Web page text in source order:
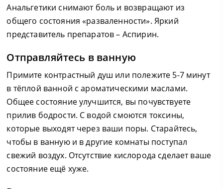
Анальгетики снимают боль и возвращают из
общего состояния «разваленности». Яркий
представитель препаратов – Аспирин.
Отправляйтесь в ванную
Примите контрастный душ или полежите 5-7 минут
в тёплой ванной с ароматическими маслами.
Общее состояние улучшится, вы почувствуете
прилив бодрости. С водой смоются токсины,
которые выходят через ваши поры. Старайтесь,
чтобы в ванную и в другие комнаты поступал
свежий воздух. Отсутствие кислорода сделает ваше
состояние ещё хуже.